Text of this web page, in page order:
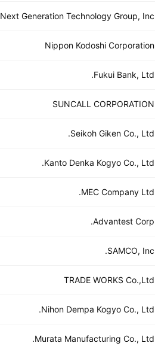
Next Generation Technology Group, Inc.
Nippon Kodoshi Corporation
Fukui Bank, Ltd.
SUNCALL CORPORATION
Seikoh Giken Co., Ltd.
Kanto Denka Kogyo Co., Ltd.
MEC Company Ltd.
Advantest Corp.
SAMCO, Inc.
TRADE WORKS Co.,Ltd
Nihon Dempa Kogyo Co., Ltd.
Murata Manufacturing Co., Ltd.